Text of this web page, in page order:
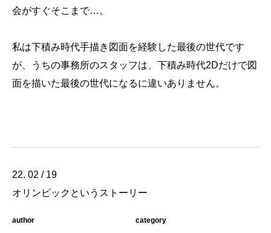
会がすぐそこまで…。
私は下積み時代手描き図面を経験した最後の世代です
が、うちの事務所のスタッフは、下積み時代2Dだけで図
面を描いた最後の世代になるに違いありません。
22. 02 / 19
オリンピックというストーリー
author category